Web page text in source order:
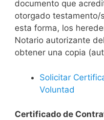
documento que
otorgado testamento/
esta forma, los
Notario autorizante
obtener una copia
Solicitar
Voluntad
Certificado de